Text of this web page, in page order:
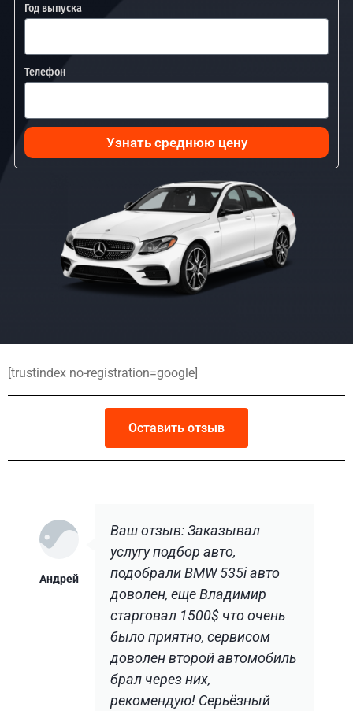
Год выпуска
Телефон
Узнать среднюю цену
[trustindex no-registration=google]
Оставить отзыв
Ваш отзыв: Заказывал
услугу подбор авто,
подобрали BMW 535і авто
доволен, еще Владимир
старговал 1500$ что очень
было приятно, сервисом
доволен второй автомобиль
брал через них,
рекомендую! Серьёзный
Андрей